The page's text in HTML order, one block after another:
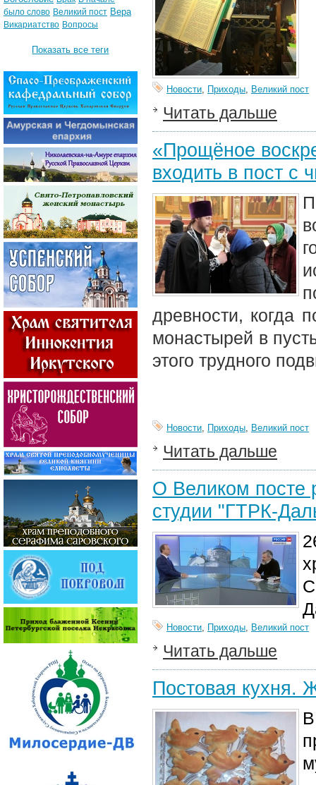
Новости, Приходы, Великий пост
Читать дальше
«Прощёное
входить в пост с
древности, когда
монастырей в
этого трудного
Новости, Приходы, Великий пост
Читать дальше
О Великом посте
студии "ГТРК-
Новости, Приходы, Великий пост
Читать дальше
Постовая кухня.
было слово Великий пост Вера
Викариатство Вопросы
Показать все теги